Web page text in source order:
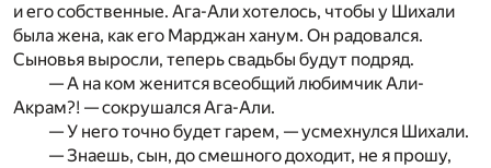
и его собственные. Ага-Али хотелось, чтобы у Шихали
была жена, как его Марджан ханум. Он радовался.
Сыновья выросли, теперь свадьбы будут подряд.
— А на ком женится всеобщий любимчик Али-
Акрам?! — сокрушался Ага-Али.
— У него точно будет гарем, — усмехнулся Шихали.
— Знаешь, сын, до смешного доходит, не я прошу,